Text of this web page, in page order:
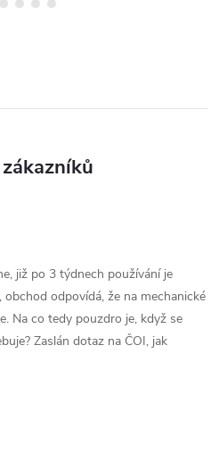
již po 3 týdnech používání je
obchod odpovídá, že na mechanické
Na co tedy pouzdro je, když se
Zaslán dotaz na ČOI, jak